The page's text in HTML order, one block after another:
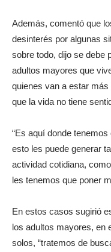
Además, comentó que
desinterés por algunas
sobre todo, dijo se debe
adultos mayores que
quienes van a estar
que la vida no tiene
“Es aquí donde
esto les puede generar
actividad cotidiana,
les tenemos que poner
En estos casos sugirió
los adultos mayores, en
solos, “tratemos de